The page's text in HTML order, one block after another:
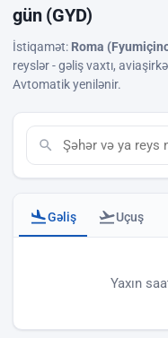
gün (GYD)
İstiqamət: Roma
reyslər - gəliş vaxtı,
Avtomatik yenilənir.
Gəliş Uçuş
Yaxın